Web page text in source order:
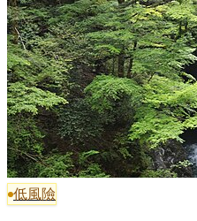
低風險